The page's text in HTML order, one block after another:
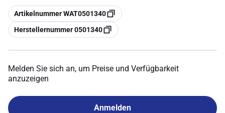
Kopieren
Artikelnummer WAT0501340
Kopieren
Herstellernummer 0501340
Melden Sie sich an, um Preise und Verfügbarkeit
anzuzeigen
Anmelden